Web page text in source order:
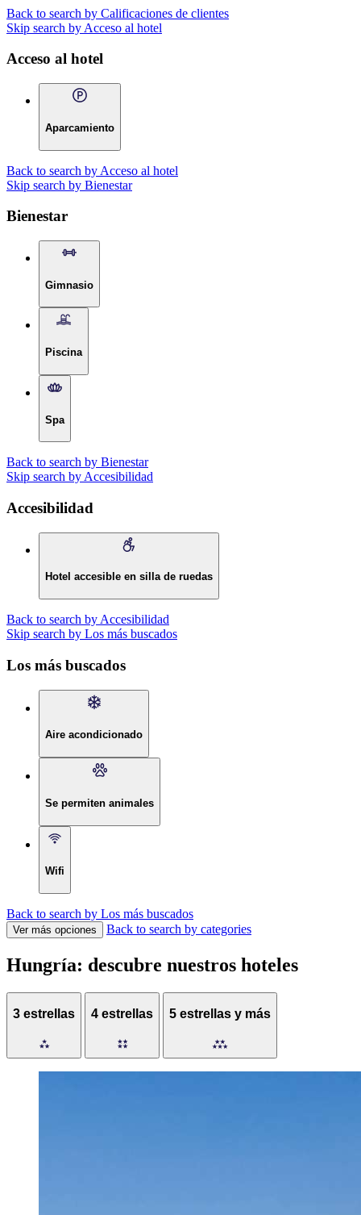
Back to search by Calificaciones de clientes
Skip search by Acceso al hotel
Acceso al hotel
Aparcamiento
Back to search by Acceso al hotel
Skip search by Bienestar
Bienestar
Gimnasio
Piscina
Spa
Back to search by Bienestar
Skip search by Accesibilidad
Accesibilidad
Hotel accesible en silla de ruedas
Back to search by Accesibilidad
Skip search by Los más buscados
Los más buscados
Aire acondicionado
Se permiten animales
Wifi
Back to search by Los más buscados
Ver más opciones Back to search by categories
Hungría: descubre nuestros hoteles
3 estrellas 4 estrellas 5 estrellas y más